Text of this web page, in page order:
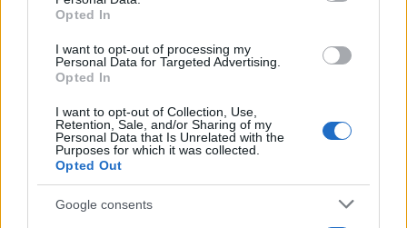
grant or deny consent to Google and its third-party tags to
consent section.
Opted In
I want to opt-out of processing my
Personal Data for Targeted Advertising.
Opted In
I want to opt-out of Collection, Use,
Retention, Sale, and/or Sharing of my
Personal Data that Is Unrelated with the
Purposes for which it was collected.
Opted Out
Google consents
News Hub UK
Lgbtq News
Olanda